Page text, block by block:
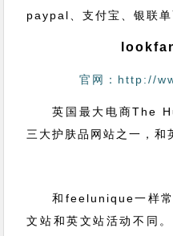
paypal、支付宝、银联单
官网：http://
英国最大电商The
三大护肤品网站之一，和
和feelunique一样常
文站和英文站活动不同。